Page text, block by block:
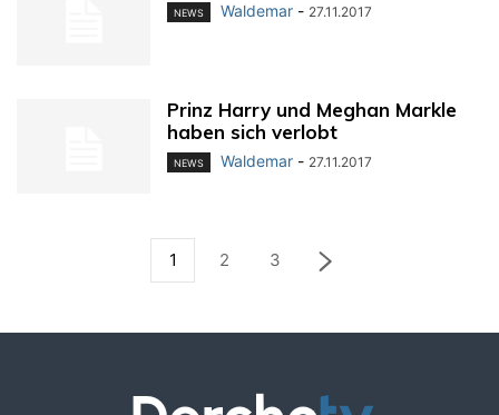
NEWS Waldemar - 27.11.2017
Prinz Harry und Meghan Markle
haben sich verlobt
NEWS Waldemar - 27.11.2017
1 2 3